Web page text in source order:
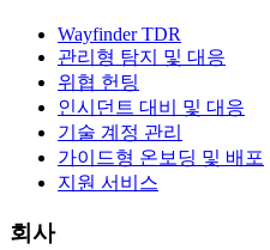
Wayfinder TDR
관리형 탐지 및 대응
위협 헌팅
인시던트 대비 및 대응
기술 계정 관리
가이드형 온보딩 및 배포
지원 서비스
회사